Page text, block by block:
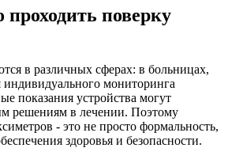
поверку
в различных сферах: в больницах,
индивидуального мониторинга
показания устройства могут
решениям в лечении. Поэтому
- это не просто формальность,
здоровья и безопасности.